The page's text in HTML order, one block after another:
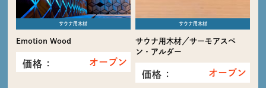
サウナ用木材
Emotion Wood
価格： オープン
サウナ用木材
サウナ用木材／サーモアスペ
ン・アルダー
価格： オープン